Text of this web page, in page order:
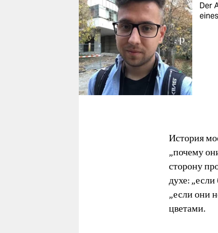
Der
История
„почему
сторону
духе:
„если они
цветами.